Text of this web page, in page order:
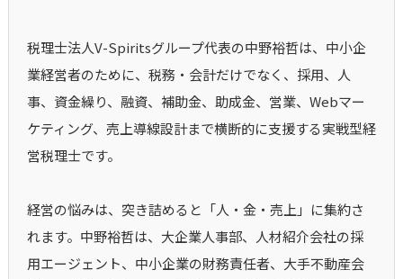
税理士法人V-Spiritsグループ代表の中野裕哲は、中小企
業経営者のために、税務・会計だけでなく、採用、人
事、資金繰り、融資、補助金、助成金、営業、Webマー
ケティング、売上導線設計まで横断的に支援する実戦型経
営税理士です。
経営の悩みは、突き詰めると「人・金・売上」に集約さ
れます。中野裕哲は、大企業人事部、人材紹介会社の採
用エージェント、中小企業の財務責任者、大手不動産会